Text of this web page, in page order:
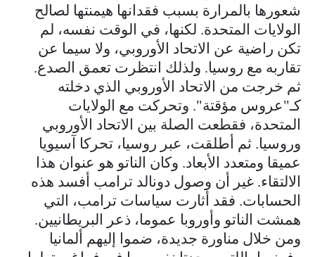
شعورها بالمرارة بسبب فقدانها هيمنتها لصالح
الولايات المتحدة. لكنها، في الوقت نفسه، لم
تكن راضية عن الاتحاد الأوروبي، ولا سيما عن
تقاربه مع روسيا. ولذلك انتظرت تعمق الصدع.
ثم خرجت من الاتحاد الأوروبي الذي دخلته
كـ"عروس مؤقتة". وتحركت مع الولايات
المتحدة، فقطعت الصلة بين الاتحاد الأوروبي
وروسيا. ثم أطلقت، عبر روسيا، تحركا آسيويا
عميقا ومتعدد الأبعاد. وكان الناتو هو عنوان هذا
الالتقاء. غير أن وصول دونالد ترامب أفسد هذه
الحسابات. فقد أثارت سياسات ترامب، التي
همشت الناتو وأوروبا عموما، ذعر البريطانيين.
ومن خلال مناورة جديدة، ضموا إليهم ألمانيا